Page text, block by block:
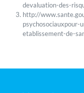
devaluation-des-
http://
etablissement-de-